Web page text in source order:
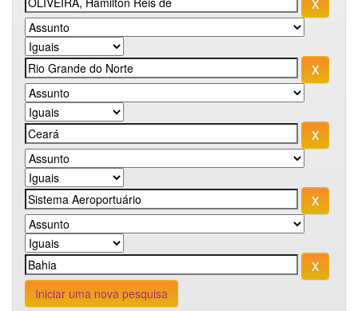
Iniciar uma nova pesquisa